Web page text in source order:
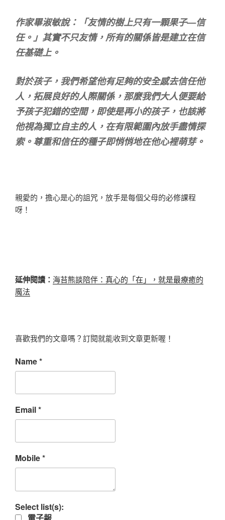
作家畢淑敏說：「友情的樹上只有一顆果子—信
任。」其實不只友情，所有的關係皆是建立在信
任基礎上。
對於孩子，我們希望他有足夠的安全感去信任他
人，拓展良好的人際關係，那麼我們大人便要給
予孩子犯錯的空間，即使是再小的孩子，也該將
他視為獨立自主的人，在有限範圍內放手盡情探
索。尊重和信任的種子即悄悄地在他心裡萌芽。
親愛的， 擔心是心的詛咒， 放手是每個父母的必修課程
呀！
延伸閱讀： 海苔熊談陪伴：真心的「在」，就是最療癒的
魔法
喜歡我們的文章嗎？訂閱就能收到文章更新喔！
Name*
Email*
Mobile*
Select list(s):
電子報